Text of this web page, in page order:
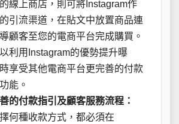
線上商店，則可將Instagram作
引流渠道，在貼文中放置商品連
顧客至您的電商平台完成購買。
利用Instagram的優勢提升曝
享受其他電商平台更完善的付款
能。
的付款指引及顧客服務流程：
何種收款方式，都必須在